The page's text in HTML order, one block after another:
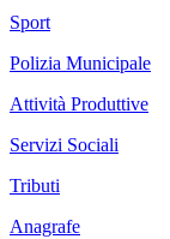
Sport
Polizia Municipale
Attività Produttive
Servizi Sociali
Tributi
Anagrafe